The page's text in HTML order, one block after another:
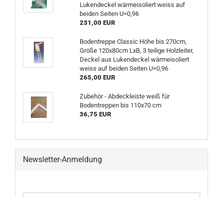
Lukendeckel wärmeisoliert weiss auf
beiden Seiten U=0,96
231,00 EUR
Bodentreppe Classic Höhe bis 270cm,
Größe 120x80cm LxB, 3 teilige Holzleiter,
Deckel aus Lukendeckel wärmeisoliert
weiss auf beiden Seiten U=0,96
265,00 EUR
Zubehör - Abdeckleiste weiß für
Bodentreppen bis 110x70 cm
36,75 EUR
Newsletter-Anmeldung